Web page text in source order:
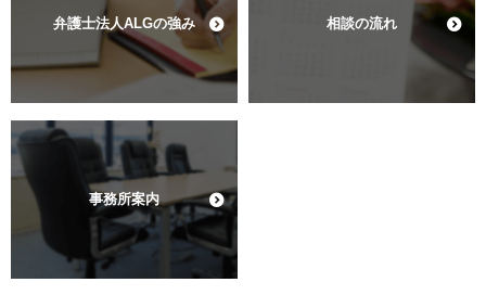
弁護士法人ALGの強み 相談の流れ
事務所案内